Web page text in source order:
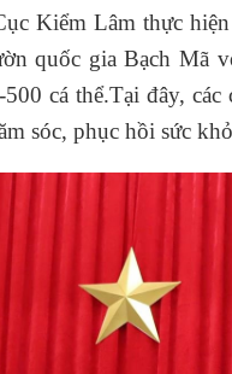
Kiểm Lâm thực
quốc gia Bạch Mã
cá thể.Tại đây,
sóc, phục hồi sức